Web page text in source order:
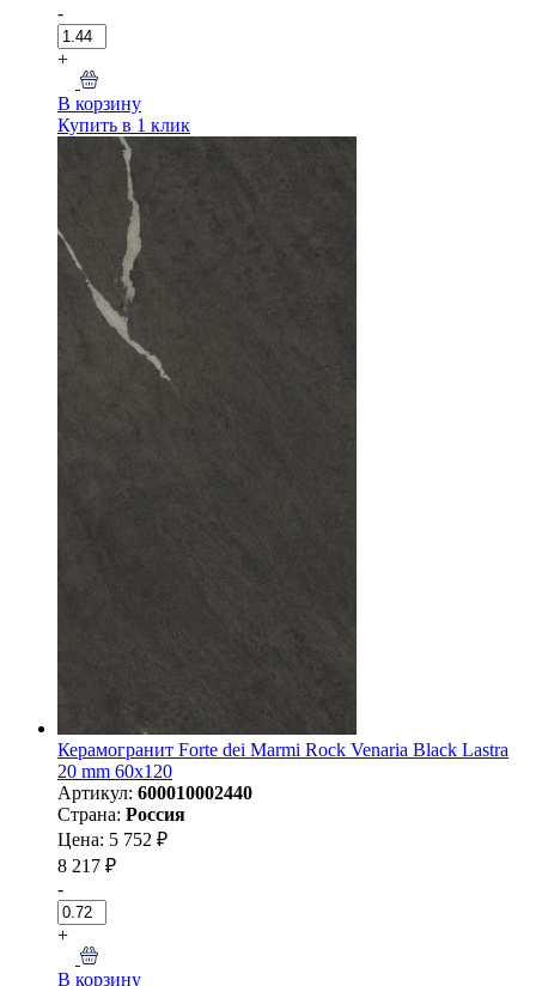
-
+
В корзину
Купить в 1 клик
Керамогранит Forte dei Marmi Rock Venaria Black Lastra
20 mm 60x120
Артикул: 600010002440
Страна: Россия
Цена: 5 752 ₽
8 217 ₽
-
+
В корзину